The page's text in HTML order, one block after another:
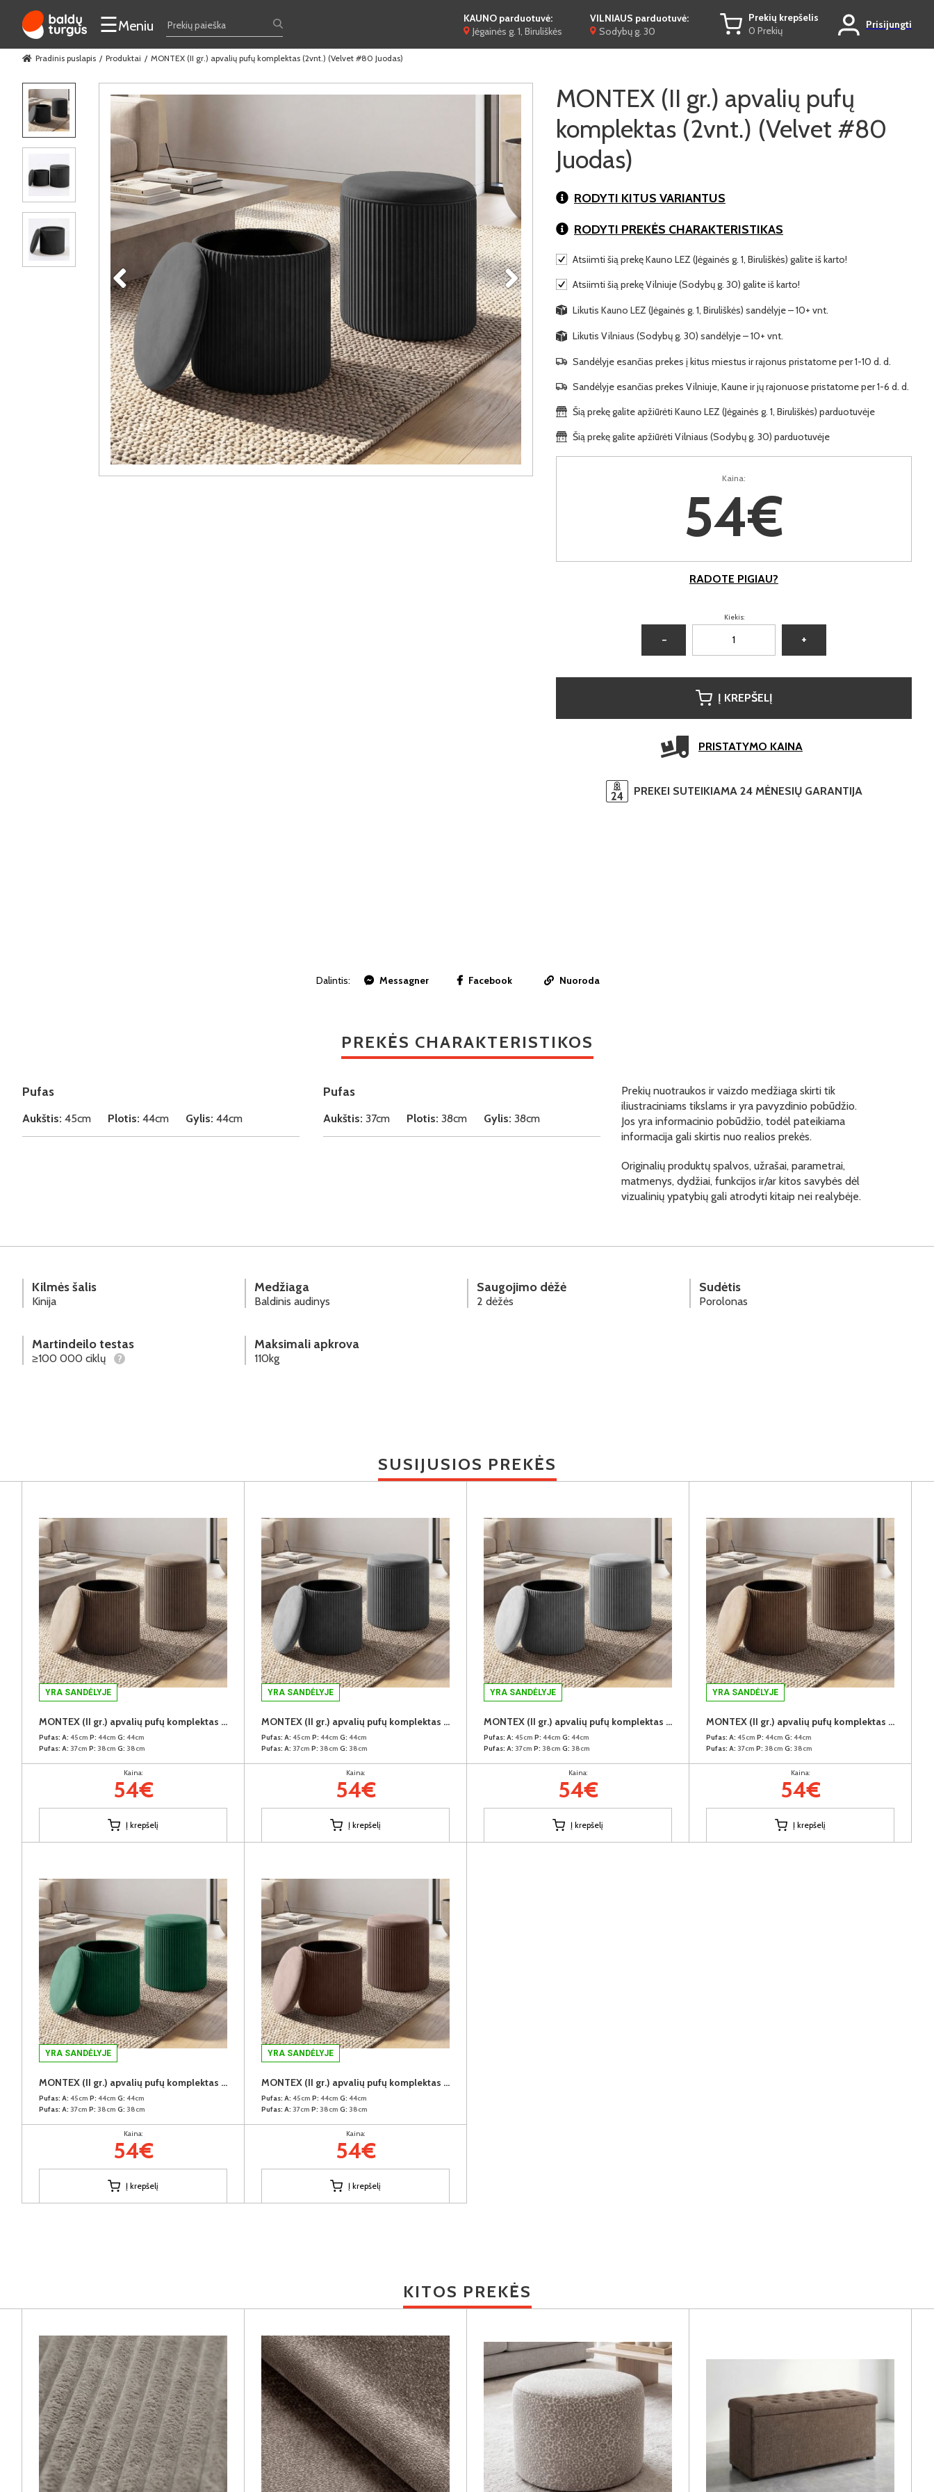
☰Meniu
KAUNO parduotuvė:
Jėgainės g. 1, Biruliškės
VILNIAUS parduotuvė:
Sodybų g. 30
Prekių krepšelis
0 Prekių
Prisijungti
Pradinis puslapis Produktai MONTEX (II gr.) apvalių pufų komplektas (2vnt.) (Velvet #80 Juodas)
MONTEX (II gr.) apvalių pufų
komplektas (2vnt.) (Velvet #80
Juodas)
RODYTI KITUS VARIANTUS
RODYTI PREKĖS CHARAKTERISTIKAS
Atsiimti šią prekę Kauno LEZ (Jėgainės g. 1, Biruliškės) galite iš karto!
Atsiimti šią prekę Vilniuje (Sodybų g. 30) galite iš karto!
Likutis Kauno LEZ (Jėgainės g. 1, Biruliškės) sandėlyje – 10+ vnt.
Likutis Vilniaus (Sodybų g. 30) sandėlyje – 10+ vnt.
Sandėlyje esančias prekes į kitus miestus ir rajonus pristatome per 1-10 d. d.
Sandėlyje esančias prekes Vilniuje, Kaune ir jų rajonuose pristatome per 1-6 d. d.
Šią prekę galite apžiūrėti Kauno LEZ (Jėgainės g. 1, Biruliškės) parduotuvėje
Šią prekę galite apžiūrėti Vilniaus (Sodybų g. 30) parduotuvėje
Kaina:
54€
RADOTE PIGIAU?
Kiekis:
− +
Į KREPŠELĮ
PRISTATYMO KAINA
PREKEI SUTEIKIAMA 24 MĖNESIŲ GARANTIJA
Dalintis: Messagner Facebook Nuoroda
PREKĖS CHARAKTERISTIKOS
Pufas
Aukštis: 45cm Plotis: 44cm Gylis: 44cm
Pufas
Aukštis: 37cm Plotis: 38cm Gylis: 38cm
Prekių nuotraukos ir vaizdo medžiaga skirti tik
iliustraciniams tikslams ir yra pavyzdinio pobūdžio.
Jos yra informacinio pobūdžio, todėl pateikiama
informacija gali skirtis nuo realios prekės.
Originalių produktų spalvos, užrašai, parametrai,
matmenys, dydžiai, funkcijos ir/ar kitos savybės dėl
vizualinių ypatybių gali atrodyti kitaip nei realybėje.
Kilmės šalis
Kinija
Medžiaga
Baldinis audinys
Saugojimo dėžė
2 dėžės
Sudėtis
Porolonas
Martindeilo testas
≥100 000 ciklų ?
Maksimali apkrova
110kg
SUSIJUSIOS PREKĖS
YRA SANDĖLYJE
MONTEX (II gr.) apvalių pufų komplektas (2vnt.) (Velvet #11 Šviesiai rudas)
Pufas: A: 45cm P: 44cm G: 44cm
Pufas: A: 37cm P: 38cm G: 38cm
Kaina:
54€
Į krepšelį
YRA SANDĖLYJE
MONTEX (II gr.) apvalių pufų komplektas (2vnt.) (Velvet #18 Pilkas)
Pufas: A: 45cm P: 44cm G: 44cm
Pufas: A: 37cm P: 38cm G: 38cm
Kaina:
54€
Į krepšelį
YRA SANDĖLYJE
MONTEX (II gr.) apvalių pufų komplektas (2vnt.) (Velvet #13 Šviesiai pilkas)
Pufas: A: 45cm P: 44cm G: 44cm
Pufas: A: 37cm P: 38cm G: 38cm
Kaina:
54€
Į krepšelį
YRA SANDĖLYJE
MONTEX (II gr.) apvalių pufų komplektas (2vnt.) (Velvet #31 Rudas)
Pufas: A: 45cm P: 44cm G: 44cm
Pufas: A: 37cm P: 38cm G: 38cm
Kaina:
54€
Į krepšelį
YRA SANDĖLYJE
MONTEX (II gr.) apvalių pufų komplektas (2vnt.) (Velvet #65 Žalias)
Pufas: A: 45cm P: 44cm G: 44cm
Pufas: A: 37cm P: 38cm G: 38cm
Kaina:
54€
Į krepšelį
YRA SANDĖLYJE
MONTEX (II gr.) apvalių pufų komplektas (2vnt.) (Velvet #77 Tamsiai rudas)
Pufas: A: 45cm P: 44cm G: 44cm
Pufas: A: 37cm P: 38cm G: 38cm
Kaina:
54€
Į krepšelį
KITOS PREKĖS